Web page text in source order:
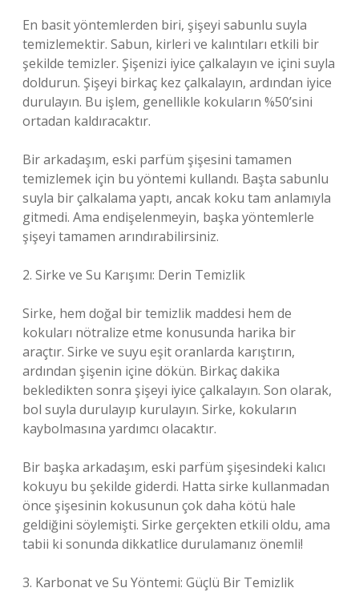
En basit yöntemlerden biri, şişeyi sabunlu suyla
temizlemektir. Sabun, kirleri ve kalıntıları etkili bir
şekilde temizler. Şişenizi iyice çalkalayın ve içini suyla
doldurun. Şişeyi birkaç kez çalkalayın, ardından iyice
durulayın. Bu işlem, genellikle kokuların %50’sini
ortadan kaldıracaktır.
Bir arkadaşım, eski parfüm şişesini tamamen
temizlemek için bu yöntemi kullandı. Başta sabunlu
suyla bir çalkalama yaptı, ancak koku tam anlamıyla
gitmedi. Ama endişelenmeyin, başka yöntemlerle
şişeyi tamamen arındırabilirsiniz.
2. Sirke ve Su Karışımı: Derin Temizlik
Sirke, hem doğal bir temizlik maddesi hem de
kokuları nötralize etme konusunda harika bir
araçtır. Sirke ve suyu eşit oranlarda karıştırın,
ardından şişenin içine dökün. Birkaç dakika
bekledikten sonra şişeyi iyice çalkalayın. Son olarak,
bol suyla durulayıp kurulayın. Sirke, kokuların
kaybolmasına yardımcı olacaktır.
Bir başka arkadaşım, eski parfüm şişesindeki kalıcı
kokuyu bu şekilde giderdi. Hatta sirke kullanmadan
önce şişesinin kokusunun çok daha kötü hale
geldiğini söylemişti. Sirke gerçekten etkili oldu, ama
tabii ki sonunda dikkatlice durulamanız önemli!
3. Karbonat ve Su Yöntemi: Güçlü Bir Temizlik